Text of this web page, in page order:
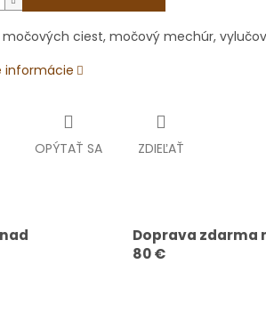
ciest, močový mechúr,
informácie
OPÝTAŤ SA ZDIEĽAŤ
Doprava zdarma
80 €